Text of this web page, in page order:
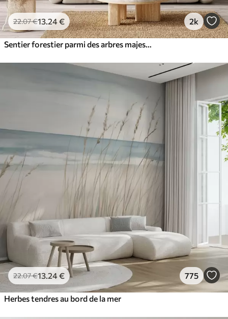
22.07€13 .24€ 2k
22.07€13 .24€ 775
Herbes tendres au bord de la mer